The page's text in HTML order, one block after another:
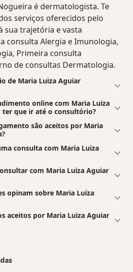
é dermatologista. Te
serviços oferecidos pelo
sua trajetória e vasta
consulta Alergia e Imunologia,
Primeira consulta
de consultas Dermatologia.
de Maria Luiza Aguiar
online com Maria Luiza
ter que ir até o consultório?
são aceitos por Maria
consulta com Maria Luiza
com Maria Luiza Aguiar
opinam sobre Maria Luiza
aceitos por Maria Luiza Aguiar